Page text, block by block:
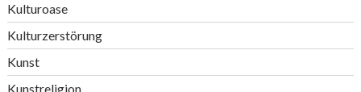
Kulturoase
Kulturzerstörung
Kunst
Kunstreligion